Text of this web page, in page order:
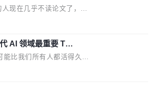
段还有联动逻辑；比如我
湃功率，紧凑机身 钛金雕1
强悍输出功率，同时实现
机长度仅16厘米，属于同
凑的1600W电源产品。小
主流标准A...
关系相关服务市场更是从20
张至2026年的8763亿美
个清晰的事实——品牌对专
未如此迫切。 但市场扩容
逻辑正在改变。2026年Top
指出,“产品”这个离消费
品牌营销层面的权重显著变
人现在几乎不读论文了，而
NeurIPS 充斥着大量过
研究员 Keller Jorda
讨论。他不是在说风凉
内人尽皆知但很少公开捅
后补充了一句软化声明：
大部分论文都在过度宣传
AI 领域最重要 Top
能比我们所有人都活得久。
技术博客，而是出自 Hieu
Pham 是谁？他是 xAI